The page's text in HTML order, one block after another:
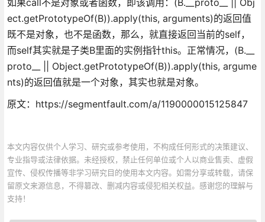
ect.getPrototypeOf(B)).apply(this, arguments)的返回值
既不是对象，也不是函数，那么，就直接返回当前的self，
而self其实就是子类B里面的实例指针this。正常情况，(B.__
proto__ || Object.getPrototypeOf(B)).apply(this, argume
nts)的返回值就是一个对象，其实也就是对象。
原文：https://segmentfault.com/a/1190000015125847
本文内容仅供个人学习、研究或参考使用，不构成任何形式的决策建议、
专业指导或法律依据。未经授权，禁止任何单位或个人以商业售卖、虚假
宣传、侵权传播等非学习研究目的使用本文内容。如需分享或转载，请保
留原文来源信息，不得篡改、删减内容或侵犯相关权益。感谢您的理解与
支持！